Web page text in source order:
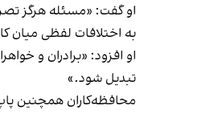
او گفت: «مسئله هرگز
به اختلافات لفظی میان
او افزود: «برادران و
تبدیل شود.»
محافظه‌کاران همچنین